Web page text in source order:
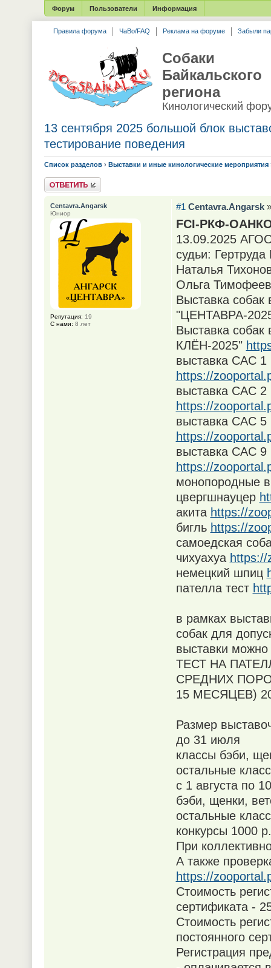
Форум Пользователи Информация
Правила форума ЧаВо/FAQ Реклама на форуме Забыли
Собаки
Байкальского
региона
Кинологический
13 сентября 2025 большой блок
тестирование поведения
Список разделов › Выставки и иные кинологические мероприятия
Ответить
#1 Centavra.Angarsk»
FCI-РКФ-
13.09.2025
судьи:
Наталья
Ольга
Выставка собак
"ЦЕНТАВРА-
Выставка
КЛЁН-2025"
выставка САС 1
https://
выставка САС 2
https://
выставка CAC 5
https://
выставка САС 9
https://
монопородные
цвергшнауцер
акита https://
бигль https://
самоедская
чихуахуа https://
немецкий шпиц
пателла тест
в рамках
собак для
выставки можно
ТЕСТ НА
СРЕДНИХ
15 МЕСЯЦЕВ)
Размер
до 31 июля
классы бэби,
остальные
с 1 августа по
бэби, щенки,
остальные
конкурсы 1000 р.
При
А также
https://
Стоимость
сертификата -
Стоимость
постоянного
Регистрация
Centavra.Angarsk
Юниор
Репутация: 19
С нами: 8 лет